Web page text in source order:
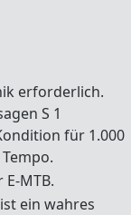
erforderlich.
S 1
für 1.000
MTB.
ein wahres